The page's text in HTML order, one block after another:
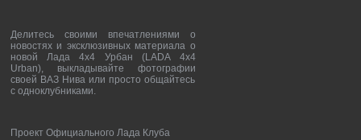
Делитесь своими впечатлениями о
новостях и эксклюзивных материала о
новой Лада 4х4 Урбан (LADA 4x4
Urban), выкладывайте фотографии
своей ВАЗ Нива или просто общайтесь
с одноклубниками.
Проект Официального Лада Клуба